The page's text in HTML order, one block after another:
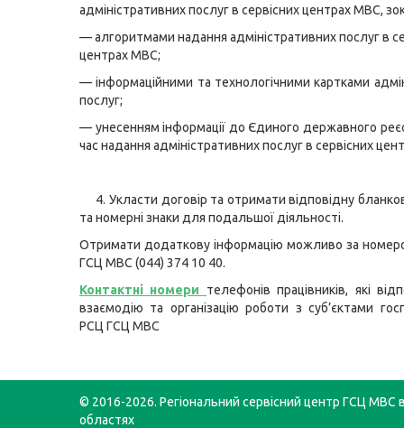
адміністративних послуг в сервісних центрах МВС,
— алгоритмами надання адміністративних послуг в
центрах МВС;
— інформаційними та технологічними картками
послуг;
— унесенням інформації до Єдиного державного
час надання адміністративних послуг в сервісних
4. Укласти договір та отримати відповідну
та номерні знаки для подальшої діяльності.
Отримати додаткову інформацію можливо за
ГСЦ МВС (044) 374 10 40.
Контактні номери телефонів працівників, які
взаємодію та організацію роботи з суб’єктами
РСЦ ГСЦ МВС
© 2016-2026. Регіональний сервісний центр ГСЦ МВС
областях